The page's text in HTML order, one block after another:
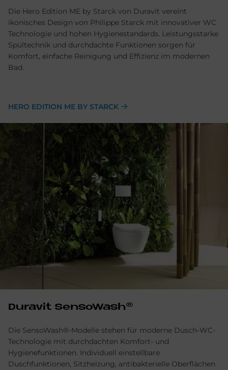
Die Hero Edition ME by Starck von Duravit vereint
ikonisches Design von Philippe Starck mit innovativer WC
Technologie und hohen Hygienestandards. Leistungsstarke
Spültechnik und durchdachte Funktionen sorgen für
Komfort, einfache Reinigung und Effizienz im modernen
Bad.
HERO EDITION ME BY STARCK
Du­ra­vit Sen­so­Wa­s­h®
Die SensoWash®-Modelle stehen für moderne Dusch-WC-
Technologie mit durchdachten Komfort- und
Hygienefunktionen. Individuell einstellbare
Duschfunktionen, Sitzheizung, antibakterielle Oberflächen